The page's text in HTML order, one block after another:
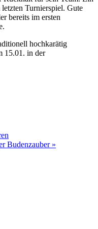
Turnierspiel. Gute
bereits im ersten
hochkarätig
15.01. in der
Budenzauber »